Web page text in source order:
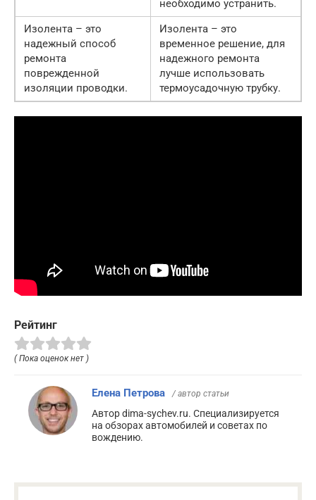
необходимо устранить.
Изолента – это
надежный способ
ремонта
поврежденной
изоляции проводки.
Изолента – это
временное решение, для
надежного ремонта
лучше использовать
термоусадочную трубку.
Рейтинг
( Пока оценок нет )
Елена Петрова / автор статьи
Автор dima-sychev.ru. Специализируется
на обзорах автомобилей и советах по
вождению.